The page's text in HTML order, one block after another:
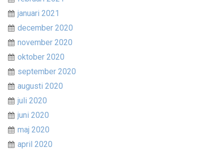
januari 2021
december 2020
november 2020
oktober 2020
september 2020
augusti 2020
juli 2020
juni 2020
maj 2020
april 2020